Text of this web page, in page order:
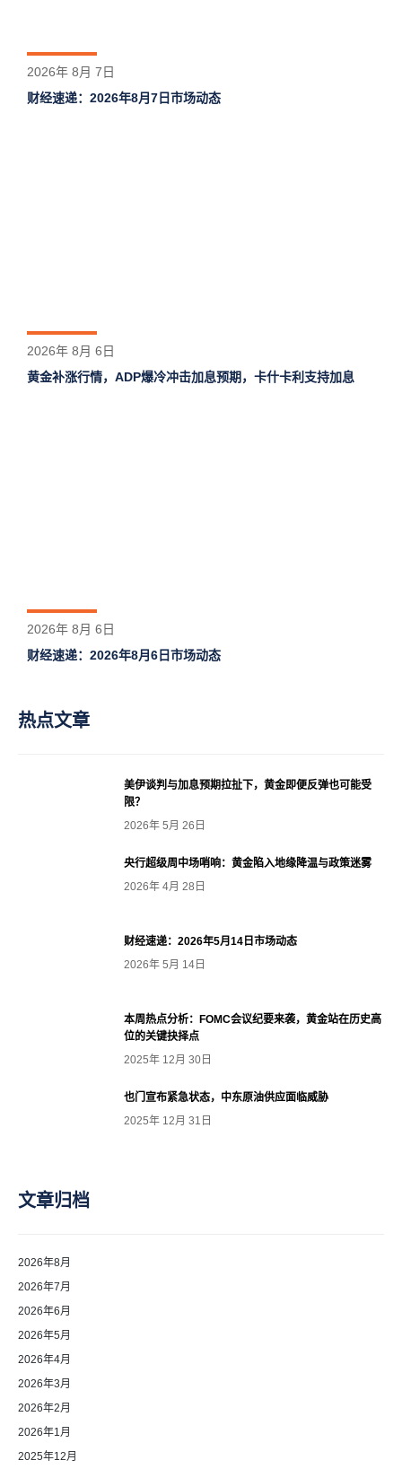
2026年 8月 7日
财经速递：2026年8月7日市场动态
2026年 8月 6日
黄金补涨行情，ADP爆冷冲击加息预期，卡什卡利支持加息
2026年 8月 6日
财经速递：2026年8月6日市场动态
热点文章
美伊谈判与加息预期拉扯下，黄金即便反弹也可能受
限？
2026年 5月 26日
央行超级周中场哨响：黄金陷入地缘降温与政策迷雾
2026年 4月 28日
财经速递：2026年5月14日市场动态
2026年 5月 14日
本周热点分析：FOMC会议纪要来袭，黄金站在历史高
位的关键抉择点
2025年 12月 30日
也门宣布紧急状态，中东原油供应面临威胁
2025年 12月 31日
文章归档
2026年8月
2026年7月
2026年6月
2026年5月
2026年4月
2026年3月
2026年2月
2026年1月
2025年12月